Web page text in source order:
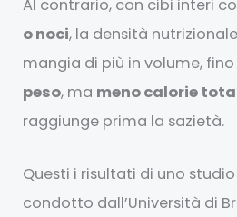
Al contrario, con cibi interi
o noci, la densità
mangia di più in volume, fino
peso, ma meno calorie
raggiunge prima la sazietà.
Questi i risultati di uno
condotto dall’Università di